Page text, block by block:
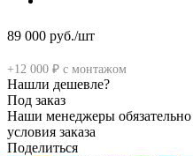
89 000 руб./шт
+12 000 ₽ с монтажом
Нашли дешевле?
Под заказ
Наши менеджеры
условия заказа
Поделиться